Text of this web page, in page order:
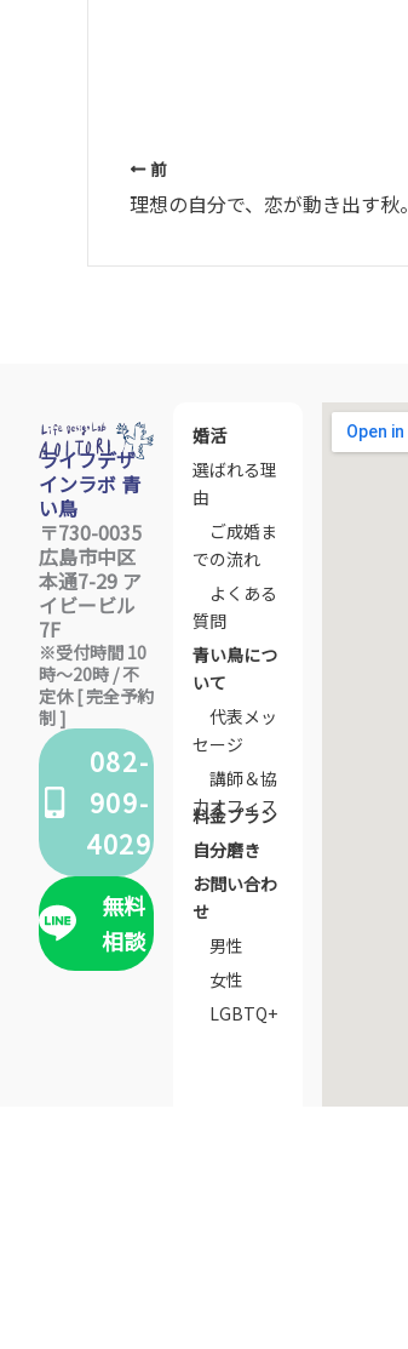
前
理想の自分で、恋が動き出す秋。
ライフデザ
インラボ 青
い鳥
〒730-0035
広島市中区
本通7-29 ア
イビービル
7F
※受付時間 10
時〜20時 / 不
定休 [ 完全予約
制 ]
082-
909-
4029
無料
相談
婚活
選ばれる理
由
ご成婚ま
での流れ
よくある
質問
青い鳥につ
いて
代表メッ
セージ
講師＆協
力オフィス
料金プラン
自分磨き
お問い合わ
せ
男性
女性
LGBTQ+